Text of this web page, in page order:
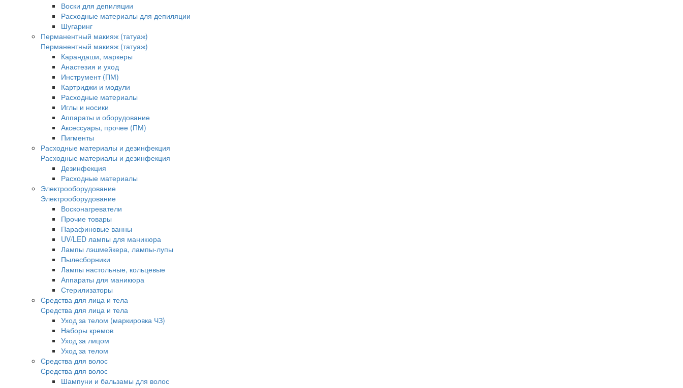
Воски для депиляции
Расходные материалы для депиляции
Шугаринг
Перманентный макияж (татуаж)
Перманентный макияж (татуаж)
Карандаши, маркеры
Анастезия и уход
Инструмент (ПМ)
Картриджи и модули
Расходные материалы
Иглы и носики
Аппараты и оборудование
Аксессуары, прочее (ПМ)
Пигменты
Расходные материалы и дезинфекция
Расходные материалы и дезинфекция
Дезинфекция
Расходные материалы
Электрооборудование
Электрооборудование
Восконагреватели
Прочие товары
Парафиновые ванны
UV/LED лампы для маникюра
Лампы лэшмейкера, лампы-лупы
Пылесборники
Лампы настольные, кольцевые
Аппараты для маникюра
Стерилизаторы
Средства для лица и тела
Средства для лица и тела
Уход за телом (маркировка ЧЗ)
Наборы кремов
Уход за лицом
Уход за телом
Средства для волос
Средства для волос
Шампуни и бальзамы для волос